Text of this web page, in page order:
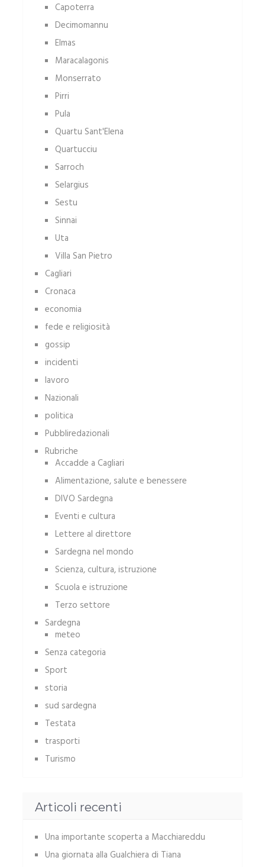
Capoterra
Decimomannu
Elmas
Maracalagonis
Monserrato
Pirri
Pula
Quartu Sant'Elena
Quartucciu
Sarroch
Selargius
Sestu
Sinnai
Uta
Villa San Pietro
Cagliari
Cronaca
economia
fede e religiosità
gossip
incidenti
lavoro
Nazionali
politica
Pubbliredazionali
Rubriche
Accadde a Cagliari
Alimentazione, salute e benessere
DIVO Sardegna
Eventi e cultura
Lettere al direttore
Sardegna nel mondo
Scienza, cultura, istruzione
Scuola e istruzione
Terzo settore
Sardegna
meteo
Senza categoria
Sport
storia
sud sardegna
Testata
trasporti
Turismo
Articoli recenti
Una importante scoperta a Macchiareddu
Una giornata alla Gualchiera di Tiana